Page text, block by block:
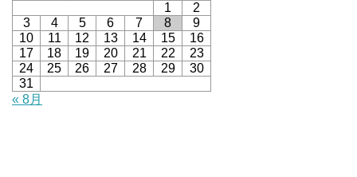
1
2
3
4 5 6 7 8
9
10
11 12 13 14 15
16
17
18 19 20 21 22
23
24
25 26 27 28 29
30
31
« 8月